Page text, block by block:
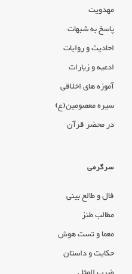
مهدویت
پاسخ به شبهات
احادیث و روایات
ادعیه و زیارات
آموزه های اخلاقی
سیره معصومین(ع)
در محضر قرآن
سرگرمی
فال و طالع بینی
مطالب طنز
معما و تست هوش
حکایت و داستان